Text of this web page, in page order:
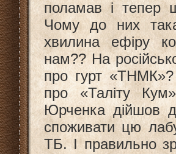
поламав і тепер
Чому до них
хвилина ефіру
нам?? На
про гурт
про «Таліту
Юрченка дійшов
споживати цю
ТБ. І правильно